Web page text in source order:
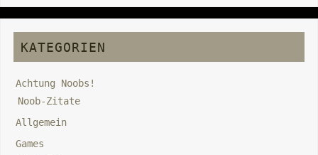
KATEGORIEN
Achtung Noobs!
Noob-Zitate
Allgemein
Games